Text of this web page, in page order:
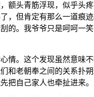
额头青筋浮现，似乎头
，但肯定有那么一道痕
的。我爷爷只是呵呵一
情。这个发现虽然意味
和老朝奉之间的关系扑
把自己家人也牵扯进来。